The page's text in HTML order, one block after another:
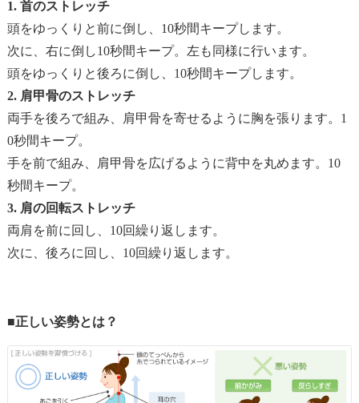
1. 首のストレッチ
頭をゆっくりと前に倒し、10秒間キープします。
次に、右に倒し10秒間キープ。左も同様に行います。
頭をゆっくりと後ろに倒し、10秒間キープします。
2. 肩甲骨のストレッチ
両手を後ろで組み、肩甲骨を寄せるように胸を張ります。1
0秒間キープ。
手を前で組み、肩甲骨を広げるように背中を丸めます。10
秒間キープ。
3. 肩の回転ストレッチ
両肩を前に回し、10回繰り返します。
次に、後ろに回し、10回繰り返します。
■正しい姿勢とは？